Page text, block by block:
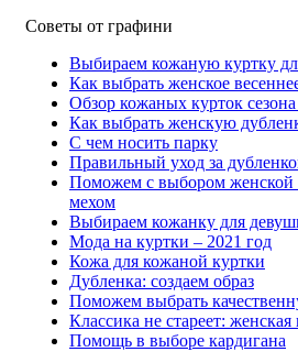
Советы от графини
Выбираем кожаную куртку
Как выбрать женское
Обзор кожаных курток сезона
Как выбрать женскую
С чем носить парку
Правильный уход за
Поможем с выбором женской
мехом
Выбираем кожанку для
Мода на куртки – 2021 год
Кожа для кожаной куртки
Дубленка: создаем образ
Поможем выбрать
Классика не стареет: женская
Помощь в выборе кардигана